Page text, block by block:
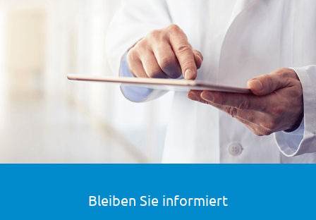
Bleiben Sie informiert